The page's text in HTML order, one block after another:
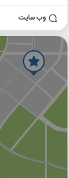
وب سایت